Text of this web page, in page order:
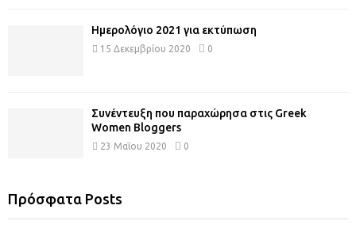
Ημερολόγιο 2021 για εκτύπωση
15 Δεκεμβρίου 2020 0
Συνέντευξη που παραχώρησα στις Greek
Women Bloggers
23 Μαΐου 2020 0
Πρόσφατα Posts